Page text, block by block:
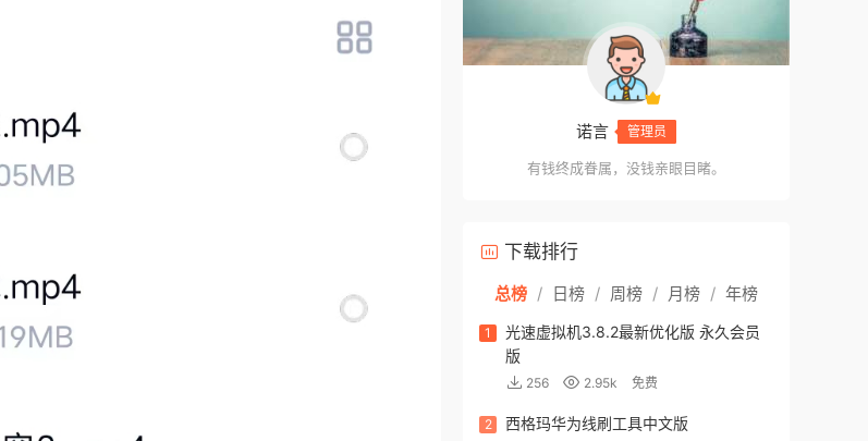
诺言 管理员
有钱终成眷属，没钱亲眼目睹。
下载排行
总榜 / 日榜 / 周榜 / 月榜 / 年榜
1
光速虚拟机3.8.2最新优化版 永久会员
版
256 2.95k 免费
2 西格玛华为线刷工具中文版